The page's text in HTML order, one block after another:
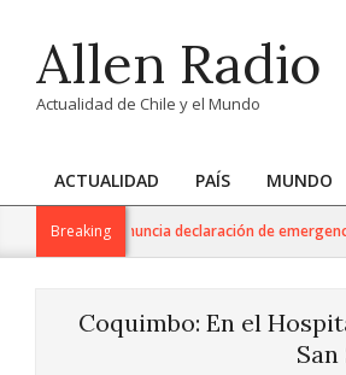
contentAllen Radio
Actualidad de Chile y el Mundo
Primary
Navigation
ACTUALIDAD PAÍS MUNDO
Breakinganuncia declaración de emergencia
Coquimbo: En el